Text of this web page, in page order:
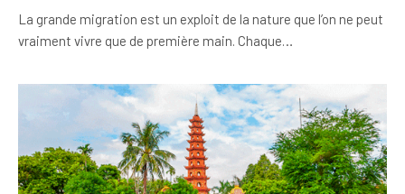
La grande migration est un exploit de la nature que l’on ne peut
vraiment vivre que de première main. Chaque…